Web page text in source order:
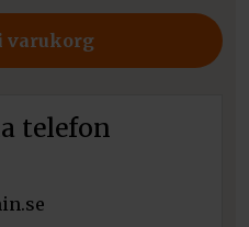
varukorg
telefon